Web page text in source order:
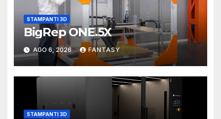
STAMPANTI 3D
BigRep ONE.5X
AGO 6, 2026 FANTASY
STAMPANTI 3D